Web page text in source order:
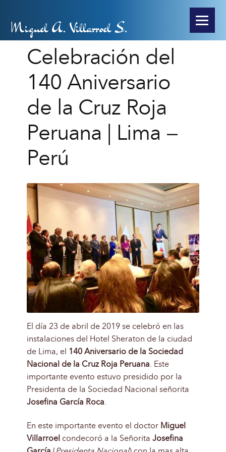
Miguel A. Villarroel S.
Celebración del
140 Aniversario
de la Cruz Roja
Peruana | Lima –
Perú
El día 23 de abril de 2019 se celebró en las
instalaciones del Hotel Sheraton de la ciudad
de Lima, el
140 Aniversario de la Sociedad
Nacional de la Cruz Roja Peruana . Este
importante evento estuvo presidido por la
Presidenta de la Sociedad Nacional señorita
Josefina García Roca
En este importante evento el doctor Miguel
Villarroel condecoró a la Señorita Josefina